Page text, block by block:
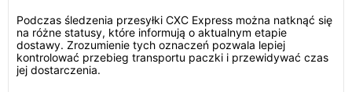
Podczas śledzenia przesyłki CXC Express można natknąć się
na różne statusy, które informują o aktualnym etapie
dostawy. Zrozumienie tych oznaczeń pozwala lepiej
kontrolować przebieg transportu paczki i przewidywać czas
jej dostarczenia.